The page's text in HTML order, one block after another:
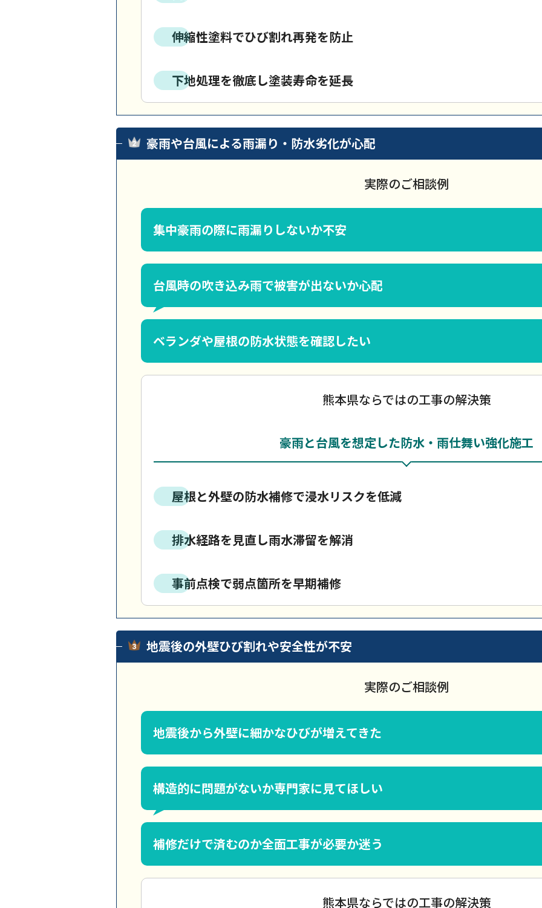
伸縮性塗料でひび割れ再発を防止
下地処理を徹底し塗装寿命を延長
豪雨や台風による雨漏り・防水劣化が心配
実際のご相談例
集中豪雨の際に雨漏りしないか不安
台風時の吹き込み雨で被害が出ないか心配
ベランダや屋根の防水状態を確認したい
熊本県ならではの工事の解決策
豪雨と台風を想定した防水・雨仕舞い強化施工
屋根と外壁の防水補修で浸水リスクを低減
排水経路を見直し雨水滞留を解消
事前点検で弱点箇所を早期補修
地震後の外壁ひび割れや安全性が不安
実際のご相談例
地震後から外壁に細かなひびが増えてきた
構造的に問題がないか専門家に見てほしい
補修だけで済むのか全面工事が必要か迷う
熊本県ならではの工事の解決策